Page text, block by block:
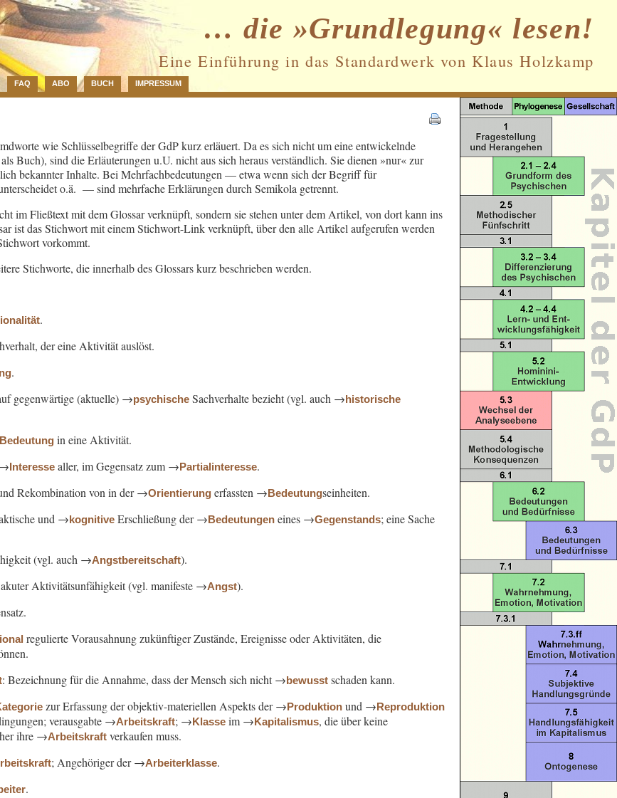
… die »Grundlegung« lesen!
Eine Einführung in das Standardwerk von Klaus Holzkamp
FAQ ABO BUCH IMPRESSUM
wie Schlüsselbegriffe der GdP kurz erläuert. Da es sich nicht um eine entwickelnde
Buch), sind die Erläuterungen u.U. nicht aus sich heraus verständlich. Sie dienen »nur« zur
bekannter Inhalte. Bei Mehrfachbedeutungen — etwa wenn sich der Begriff für
o.ä. — sind mehrfache Erklärungen durch Semikola getrennt.
im Fließtext mit dem Glossar verknüpft, sondern sie stehen unter dem Artikel, von dort kann ins
ist das Stichwort mit einem Stichwort-Link verknüpft, über den alle Artikel aufgerufen werden
vorkommt.
Stichworte, die innerhalb des Glossars kurz beschrieben werden.
.
der eine Aktivität auslöst.
.
gegenwärtige (aktuelle) →psychische Sachverhalte bezieht (vgl. auch →historische
Bedeutung in eine Aktivität.
→Interesse aller, im Gegensatz zum →Partialinteresse.
Rekombination von in der →Orientierung erfassten →Bedeutungseinheiten.
und →kognitive Erschließung der →Bedeutungen eines →Gegenstands; eine Sache
(vgl. auch →Angstbereitschaft).
akuter Aktivitätsunfähigkeit (vgl. manifeste →Angst).
regulierte Vorausahnung zukünftiger Zustände, Ereignisse oder Aktivitäten, die
: Bezeichnung für die Annahme, dass der Mensch sich nicht →bewusst schaden kann.
zur Erfassung der objektiv-materiellen Aspekts der →Produktion und →Reproduktion
verausgabte →Arbeitskraft; →Klasse im →Kapitalismus, die über keine
ihre →Arbeitskraft verkaufen muss.
; Angehöriger der →Arbeiterklasse.
.
Datenschutz und Cookies: Diese Website
verwendet Cookies. Wenn du die Website
weiterhin nutzt, stimmst du der
Verwendung von Cookies zu.
Weitere Informationen, beispielsweise zur
Kontrolle von Cookies, findest du hier:
Cookie-Richtlinie